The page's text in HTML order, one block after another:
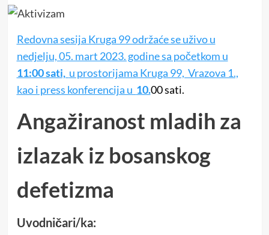
Redovna sesija Kruga 99 održaće se uživo u
nedjelju, 05. mart 2023. godine sa početkom u
11:00 sati, u prostorijama Kruga 99, Vrazova 1.,
kao i press konferencija u 10.00 sati.
Angažiranost mladih za
izlazak iz bosanskog
defetizma
Uvodničari/ka: